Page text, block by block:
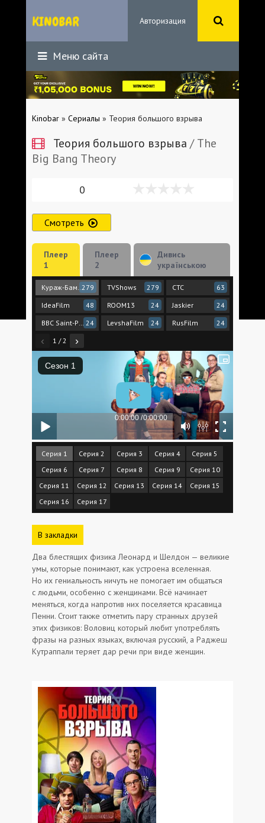
Авторизация
Меню сайта
Kinobar » Сериалы » Теория большого взрыва
Теория большого взрыва / The
Big Bang Theory
0
Смотреть
Плеер
1
Плеер
2
Дивись
українською
Кураж-Бамбей279 TVShows 279 СТС
63
IdeaFilm
48 ROOM13 24 Jaskier
24
24 LevshaFilm 24 RusFilm 24
‹ 1 / 2 ›
Серия 1 Серия 2 Серия 3 Серия 4
Серия 5
Серия 6
Серия 7 Серия 8 Серия 9
Серия 10
Серия 11
Серия 12 Серия 13 Серия 14
Серия 15
Серия 16
Серия 17
В закладки
Два блестящих физика Леонард и Шелдон — великие
умы, которые понимают, как устроена вселенная.
Но их гениальность ничуть не помогает им общаться
с людьми, особенно с женщинами. Всё начинает
меняться, когда напротив них поселяется красавица
Пенни. Стоит также отметить пару странных друзей
этих физиков: Воловиц который любит употреблять
фразы на разных языках, включая русский, а Раджеш
Кутраппали теряет дар речи при виде женщин.